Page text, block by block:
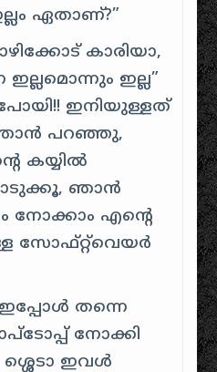
ഏതാണ്?”
കാരിയാ,
ഇല്ല”
ഇനിയുള്ളത്
പറഞ്ഞു,
കയ്യിൽ
ഞാൻ
എന്റെ
സോഫ്റ്റ്‌വെയർ
തന്നെ
നോക്കി
ഇവൾ